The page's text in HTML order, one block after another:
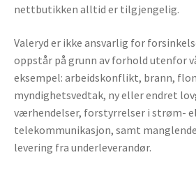
nettbutikken alltid er tilgjengelig.
Valeryd er ikke ansvarlig for
oppstår på grunn av forhold utenfor
eksempel: arbeidskonflikt, brann,
myndighetsvedtak, ny eller endret
værhendelser, forstyrrelser i strøm-
telekommunikasjon, samt
levering fra underleverandør.